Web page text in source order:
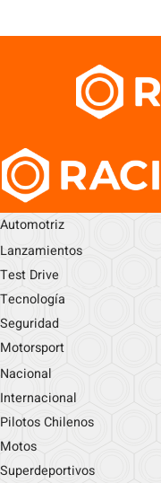
Automotriz
Lanzamientos
Test Drive
Tecnología
Seguridad
Motorsport
Nacional
Internacional
Pilotos Chilenos
Motos
Superdeportivos